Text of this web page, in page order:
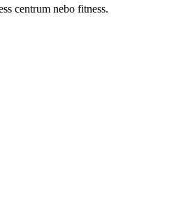
centrum nebo fitness.